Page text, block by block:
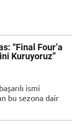
“Final Four’a
Kuruyoruz”
ismi
bu sezona dair